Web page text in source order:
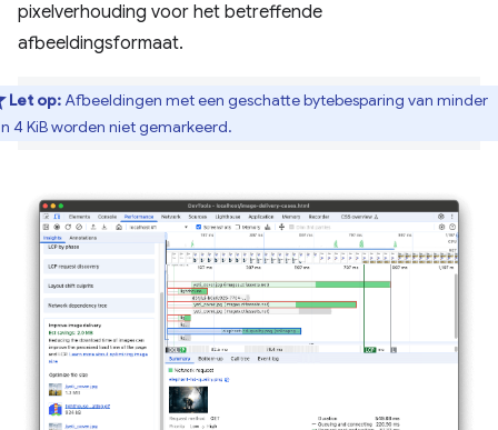
pixelverhouding voor het betreffende
afbeeldingsformaat.
Let op:Afbeeldingen met een geschatte bytebesparing van minder
4 KiB worden niet gemarkeerd.